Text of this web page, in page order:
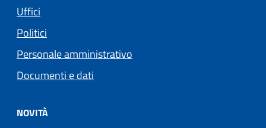
Uffici
Politici
Personale amministrativo
Documenti e dati
NOVITÀ